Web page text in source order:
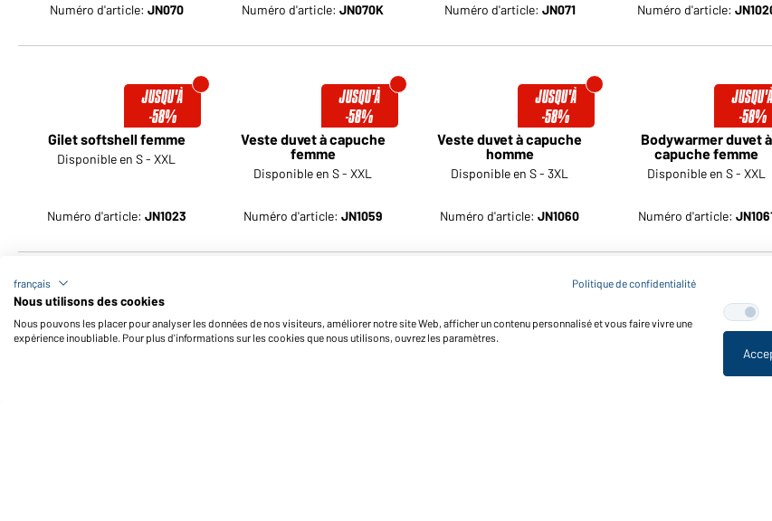
Numéro d'article: JN070 Numéro d'article:JN070K Numéro d'article: JN071 Numéro d'article:
JUSQU'À
-58%
Gilet softshell femme
Disponible en S - XXL
Numéro d'article: JN1023
JUSQU'À
-58%
Veste duvet à capuche
femme
Disponible en S - XXL
Numéro d'article:JN1059
JUSQU'À
-58%
Veste duvet à capuche
homme
Disponible en S - 3XL
Numéro d'article:JN1060
JUSQU'À
-58%
Bodywarmer duvet à
capuche femme
Disponible en S - XXL
Numéro d'article:
JUSQU'À
-69%
Veste trekking homme
-58%
Veste matelassée femme
-58%
Veste matelassée homme
JUSQU'À
-83%
Disponible en S - XXL
français Politique de confidentialité
Nous utilisons des cookies
Nous pouvons les placer pour analyser les données de nos visiteurs, améliorer notre site Web, afficher un contenu personnalisé et vous faire vivre une
expérience inoubliable. Pour plus d'informations sur les cookies que nous utilisons, ouvrez les paramètres.